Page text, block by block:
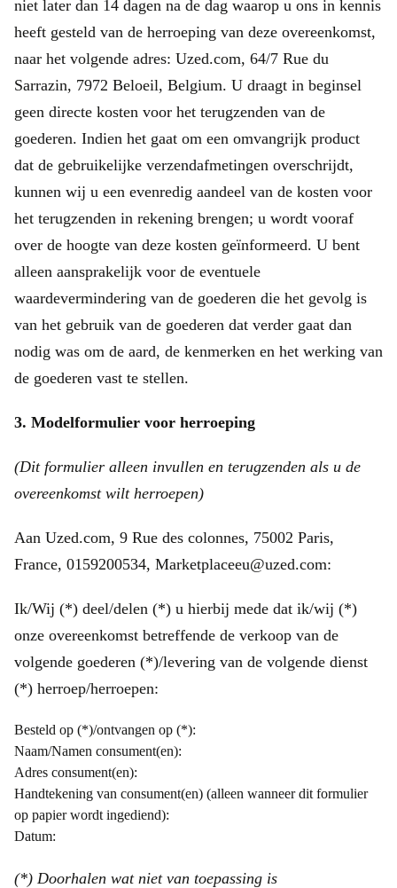
niet later dan 14 dagen na de dag waarop u ons in kennis
heeft gesteld van de herroeping van deze overeenkomst,
naar het volgende adres: Uzed.com, 64/7 Rue du
Sarrazin, 7972 Beloeil, Belgium. U draagt in beginsel
geen directe kosten voor het terugzenden van de
goederen. Indien het gaat om een omvangrijk product
dat de gebruikelijke verzendafmetingen overschrijdt,
kunnen wij u een evenredig aandeel van de kosten voor
het terugzenden in rekening brengen; u wordt vooraf
over de hoogte van deze kosten geïnformeerd. U bent
alleen aansprakelijk voor de eventuele
waardevermindering van de goederen die het gevolg is
van het gebruik van de goederen dat verder gaat dan
nodig was om de aard, de kenmerken en het werking van
de goederen vast te stellen.
3. Modelformulier voor herroeping
(Dit formulier alleen invullen en terugzenden als u de
overeenkomst wilt herroepen)
Aan Uzed.com, 9 Rue des colonnes, 75002 Paris,
France, 0159200534, Marketplaceeu@uzed.com:
Ik/Wij (*) deel/delen (*) u hierbij mede dat ik/wij (*)
onze overeenkomst betreffende de verkoop van de
volgende goederen (*)/levering van de volgende dienst
(*) herroep/herroepen:
Besteld op (*)/ontvangen op (*):
Naam/Namen consument(en):
Adres consument(en):
Handtekening van consument(en) (alleen wanneer dit formulier
op papier wordt ingediend):
Datum:
(*) Doorhalen wat niet van toepassing is